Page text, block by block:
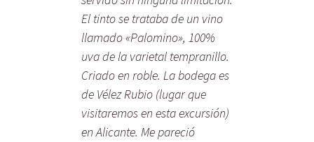
El tinto se trataba de un vino
llamado «Palomino», 100%
uva de la varietal tempranillo.
Criado en roble. La bodega es
de Vélez Rubio (lugar que
visitaremos en esta excursión)
en Alicante. Me pareció